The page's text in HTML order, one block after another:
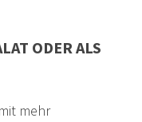
ODER ALS
mehr